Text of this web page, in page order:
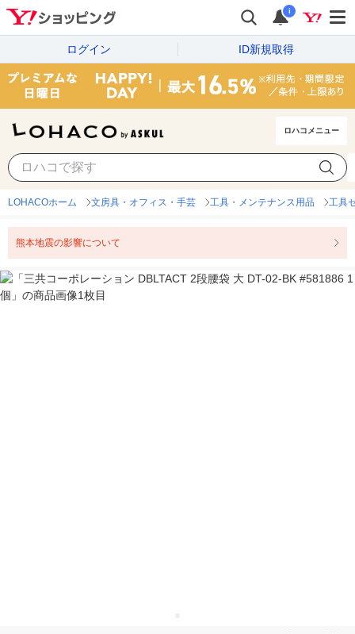
i
ログイン ID新規取得
ロハコメニュー
LOHACOホーム 文房具・オフィス・手芸 工具・メンテナンス用品 工具
熊本地震の影響について